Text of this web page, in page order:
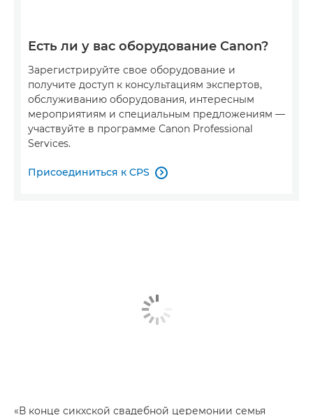
Есть ли у вас оборудование Canon?
Зарегистрируйте свое оборудование и
получите доступ к консультациям экспертов,
обслуживанию оборудования, интересным
мероприятиям и специальным предложениям —
участвуйте в программе Canon Professional
Services.
Присоединиться к CPS 
«В конце сикхской свадебной церемонии семья